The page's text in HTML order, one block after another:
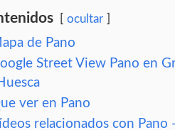
ocultar
de Pano
Street View Pano en
ver en Pano
relacionados con Pano -